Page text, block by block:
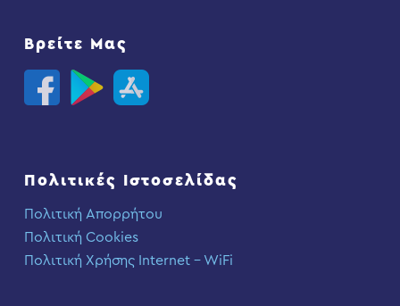
Βρείτε Μας
Πολιτικές Ιστοσελίδας
Πολιτική Απορρήτου
Πολιτική Cookies
Πολιτική Χρήσης Internet – WiFi